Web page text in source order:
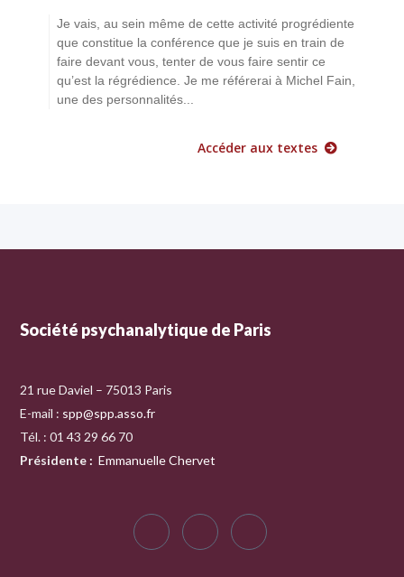
Je vais, au sein même de cette activité progrédiente
que constitue la conférence que je suis en train de
faire devant vous, tenter de vous faire sentir ce
qu’est la régrédience. Je me référerai à Michel Fain,
une des personnalités...
Accéder aux textes
Société psychanalytique de Paris
21 rue Daviel – 75013 Paris
E-mail : spp@spp.asso.fr
Tél. : 01 43 29 66 70
Présidente : Emmanuelle Chervet